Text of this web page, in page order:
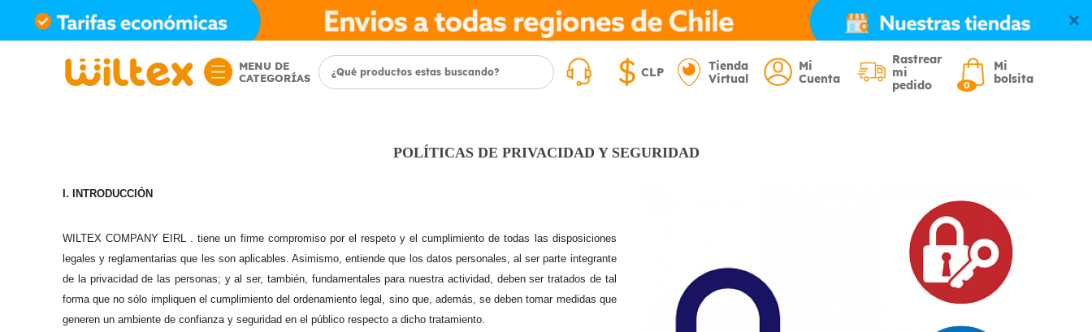
MENU DE
CATEGORÍAS
CLP
Tienda
Virtual
Mi
Cuenta
Rastrear
mi
pedido
0
Mi
bolsita
POLÍTICAS DE PRIVACIDAD Y SEGURIDAD
I. INTRODUCCIÓN
WILTEX COMPANY EIRL . tiene un firme compromiso por el respeto y el cumplimiento de todas las disposiciones
legales y reglamentarias que les son aplicables. Asimismo, entiende que los datos personales, al ser parte integrante
de la privacidad de las personas; y al ser, también, fundamentales para nuestra actividad, deben ser tratados de tal
forma que no sólo impliquen el cumplimiento del ordenamiento legal, sino que, además, se deben tomar medidas que
generen un ambiente de confianza y seguridad en el público respecto a dicho tratamiento.